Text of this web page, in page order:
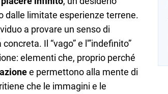
dalle limitate esperienze terrene.
a provare un senso di
Il “vago” e l'”indefinito”
elementi che, proprio perché
e permettono alla mente di
che le immagini e le